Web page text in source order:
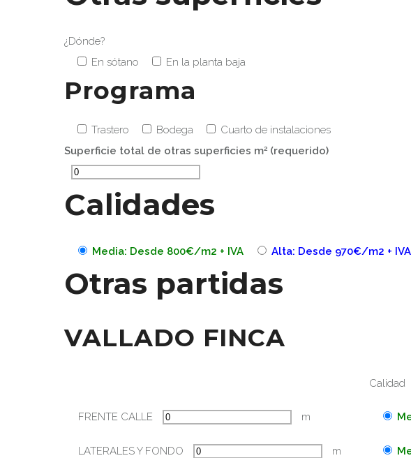
¿Dónde?
En sótano
En la planta baja
Programa
Trastero Bodega
Cuarto de instalaciones
Superficie total de otras superficies m2 (requerido)
Calidades
Media: Desde 800€/m2 + IVA Alta: Desde 970€/m2 + IVA
Otras partidas
VALLADO FINCA
Calidad
FRENTE CALLE m
LATERALES Y FONDO m